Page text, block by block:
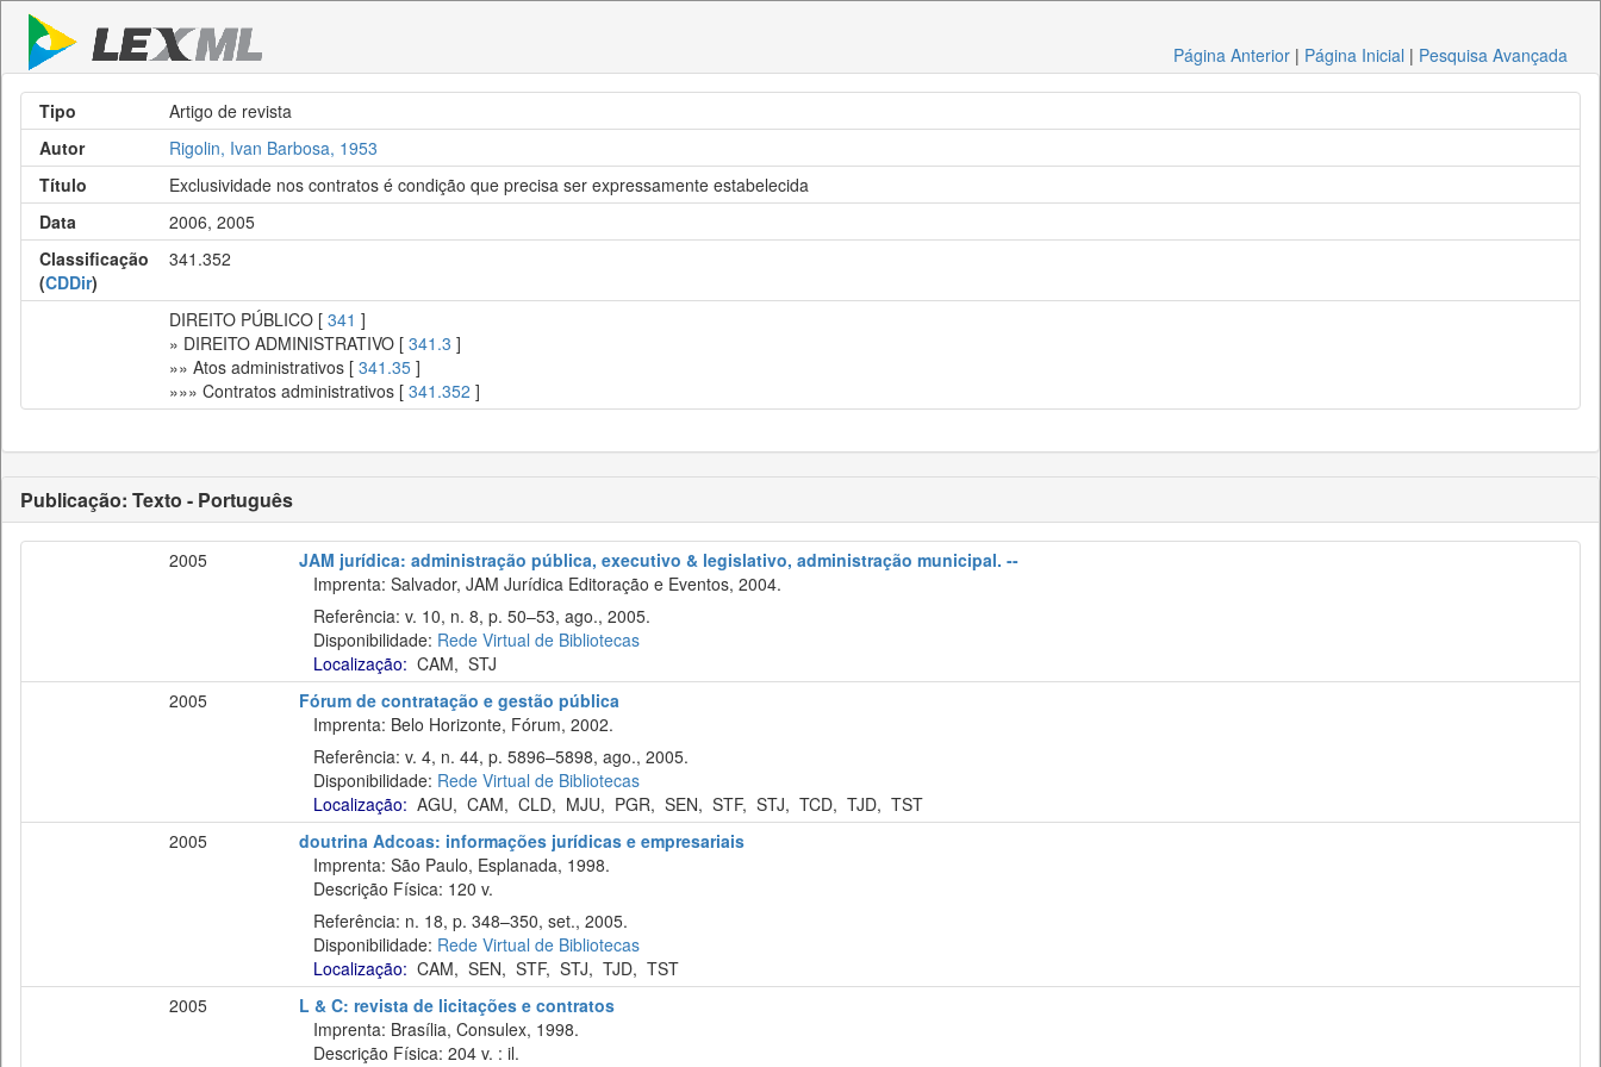
Página Anterior | Página Inicial | Pesquisa Avançada
Tipo
Artigo de revista
Autor
Rigolin, Ivan Barbosa, 1953
Título
Exclusividade nos contratos é condição que precisa ser expressamente estabelecida
Data
2006, 2005
Classificação
(CDDir)
341.352
DIREITO PÚBLICO [ 341 ]
» DIREITO ADMINISTRATIVO [ 341.3 ]
»» Atos administrativos [ 341.35 ]
»»» Contratos administrativos [ 341.352 ]
Publicação: Texto - Português
2005
JAM jurídica: administração pública, executivo & legislativo, administração municipal. --
Imprenta: Salvador, JAM Jurídica Editoração e Eventos, 2004.
Referência: v. 10, n. 8, p. 50–53, ago., 2005.
Disponibilidade: Rede Virtual de Bibliotecas
Localização: CAM, STJ
2005
Fórum de contratação e gestão pública
Imprenta: Belo Horizonte, Fórum, 2002.
Referência: v. 4, n. 44, p. 5896–5898, ago., 2005.
Disponibilidade: Rede Virtual de Bibliotecas
Localização: AGU, CAM, CLD, MJU, PGR, SEN, STF, STJ, TCD, TJD, TST
2005
doutrina Adcoas: informações jurídicas e empresariais
Imprenta: São Paulo, Esplanada, 1998.
Descrição Física: 120 v.
Referência: n. 18, p. 348–350, set., 2005.
Disponibilidade: Rede Virtual de Bibliotecas
Localização: CAM, SEN, STF, STJ, TJD, TST
2005
L & C: revista de licitações e contratos
Imprenta: Brasília, Consulex, 1998.
Descrição Física: 204 v. : il.